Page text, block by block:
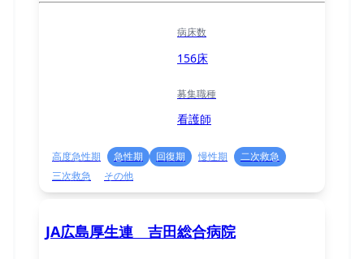
病床数
156床
募集職種
看護師
高度急性期 急性期 回復期 慢性期
二次救急
三次救急
その他
JA広島厚生連 吉田総合病院